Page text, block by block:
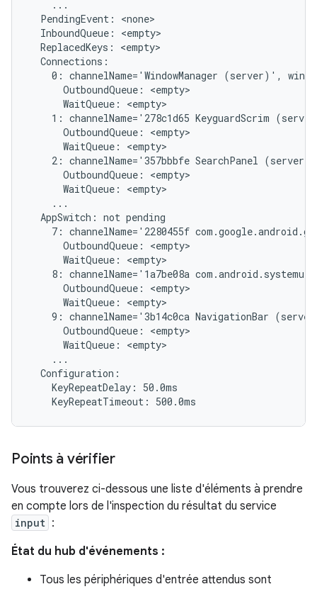
    ...
  PendingEvent: <none>
  InboundQueue: <empty>
  ReplacedKeys: <empty>
  Connections:
0: channelName='WindowManager (server)',
      OutboundQueue: <empty>
      WaitQueue: <empty>
1: channelName='278c1d65 KeyguardScrim
      OutboundQueue: <empty>
      WaitQueue: <empty>
2: channelName='357bbbfe SearchPanel
      OutboundQueue: <empty>
      WaitQueue: <empty>
    ...
  AppSwitch: not pending
7: channelName='2280455f
      OutboundQueue: <empty>
      WaitQueue: <empty>
8: channelName='1a7be08a
      OutboundQueue: <empty>
      WaitQueue: <empty>
9: channelName='3b14c0ca NavigationBar
      OutboundQueue: <empty>
      WaitQueue: <empty>
    ...
  Configuration:
    KeyRepeatDelay: 50.0ms
Points à vérifier
Vous trouverez ci-dessous une liste d'éléments à prendre
en compte lors de l'inspection du résultat du service
input :
État du hub d'événements :
Tous les périphériques d'entrée attendus sont